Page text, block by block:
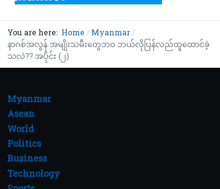
You are here: Home
Myanmar
နာဂစ်အလွန် အမျိုးသမီးတွေဘဝ ဘယ်လိုပြန်လည်ထူထောင်ခဲ့
သလဲ?? အပိုင်း (၂)
Myanmar
Asean
World
Politics
Business
Technology